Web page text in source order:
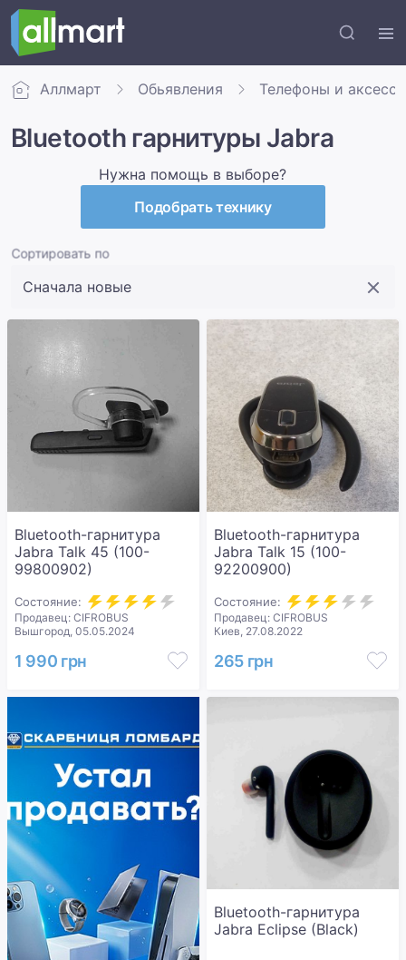
Аллмарт Обьявления Телефоны и
Bluetooth гарнитуры Jabra
Нужна помощь в выборе?
Подобрать технику
Сортировать по
Bluetooth-гарнитура
Jabra Talk 45 (100-
99800902)
Состояние:
Продавец: CIFROBUS
Вышгород, 05.05.2024
1 990 грн
Bluetooth-гарнитура
Jabra Talk 15 (100-
92200900)
Состояние:
Продавец: CIFROBUS
Киев, 27.08.2022
265 грн
Bluetooth-гарнитура
Jabra Eclipse (Black)